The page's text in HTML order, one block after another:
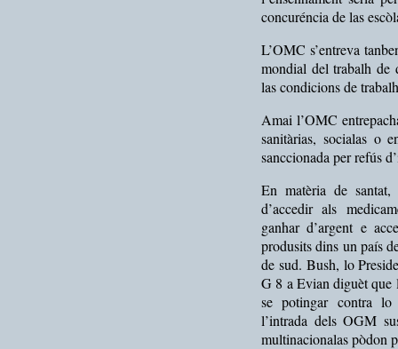
concuréncia de las
L’OMC s’entreva
mondial del trabalh de
las condicions de
Amai l’OMC
sanitàrias, socialas o
sanccionada per refús
En matèria de santat,
d’accedir als
ganhar d’argent e
produsits dins un país
de sud. Bush, lo
G 8 a Evian diguèt que
se potingar contra lo
l’intrada dels OGM
multinacionalas pòdon